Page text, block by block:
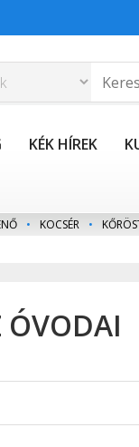
KÉK HÍREK
• KOCSÉR •